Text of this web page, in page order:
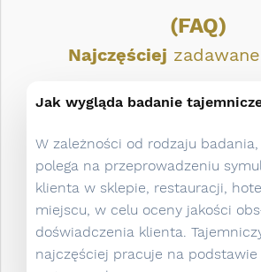
(FAQ)
Najczęściej
Jak wygląda badanie
W zależności od rodzaju
polega na przeprowadzeniu
klienta w sklepie, restauracji,
miejscu, w celu oceny jakości
doświadczenia klienta.
najczęściej pracuje na podstawie